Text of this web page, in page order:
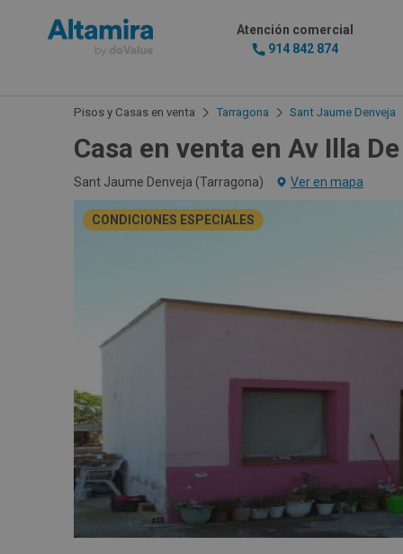
Atención comercial
914 842 874
Pisos y Casas en venta Tarragona Sant Jaume Denveja
Casa en venta en Av Illa
Sant Jaume Denveja (Tarragona) Ver en mapa
CONDICIONES ESPECIALES